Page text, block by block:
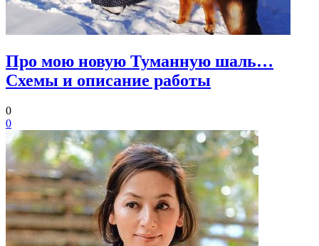
Про мою новую Туманную шаль…
Схемы и описание работы
0
0